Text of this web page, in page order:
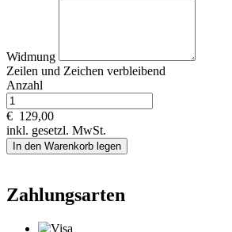
Widmung
Zeilen und Zeichen verbleibend
Anzahl
€ 129,00
inkl. gesetzl. MwSt.
In den Warenkorb legen
Zahlungsarten